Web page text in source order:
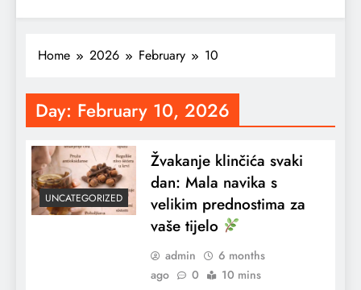
Home 2026 February 10
Day: February 10, 2026
UNCATEGORIZED
Žvakanje klinčića svaki
dan: Mala navika s
velikim prednostima za
vaše tijelo
admin
6 months
ago
0 10 mins